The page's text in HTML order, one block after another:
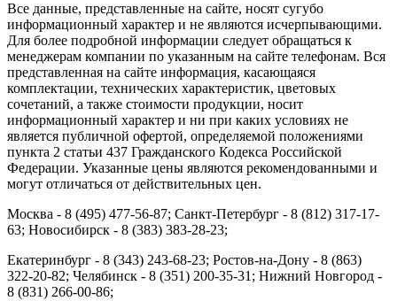
Все данные, представленные на сайте, носят сугубо
информационный характер и не являются исчерпывающими.
Для более подробной информации следует обращаться к
менеджерам компании по указанным на сайте телефонам. Вся
представленная на сайте информация, касающаяся
комплектации, технических характеристик, цветовых
сочетаний, а также стоимости продукции, носит
информационный характер и ни при каких условиях не
является публичной офертой, определяемой положениями
пункта 2 статьи 437 Гражданского Кодекса Российской
Федерации. Указанные цены являются рекомендованными и
могут отличаться от действительных цен.
Москва - 8 (495) 477-56-87; Санкт-Петербург - 8 (812) 317-17-
63; Новосибирск - 8 (383) 383-28-23;
Екатеринбург - 8 (343) 243-68-23; Ростов-на-Дону - 8 (863)
322-20-82; Челябинск - 8 (351) 200-35-31; Нижний Новгород -
8 (831) 266-00-86;